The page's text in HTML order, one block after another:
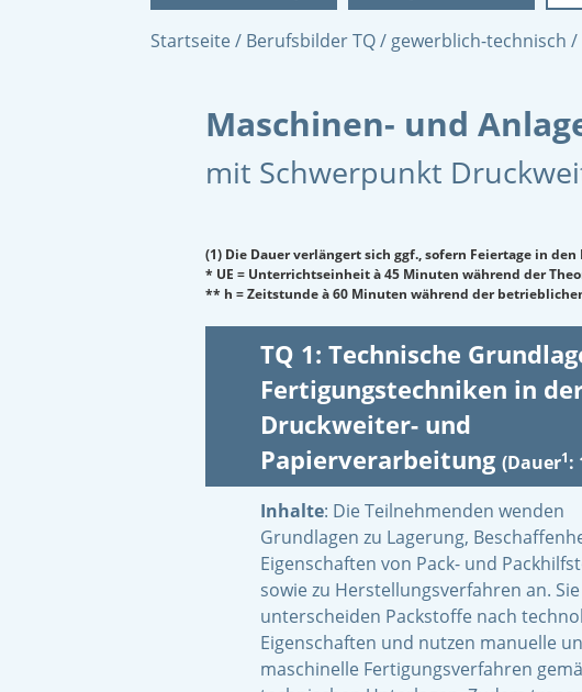
Startseite Berufsbilder TQ gewerblich-technisch
Maschinen- und
mit Schwerpunkt
(1) Die Dauer verlängert sich ggf., sofern Feiertage in
* UE = Unterrichtseinheit à 45 Minuten während der
** h = Zeitstunde à 60 Minuten während der
TQ 1: Technische
Fertigungstechniken in
Druckweiter- und
Papierverarbeitung (Dauer1:
Inhalte: Die Teilnehmenden wenden
Grundlagen zu Lagerung,
Eigenschaften von Pack- und
sowie zu Herstellungsverfahren an. Sie
unterscheiden Packstoffe nach
Eigenschaften und nutzen manuelle
maschinelle Fertigungsverfahren